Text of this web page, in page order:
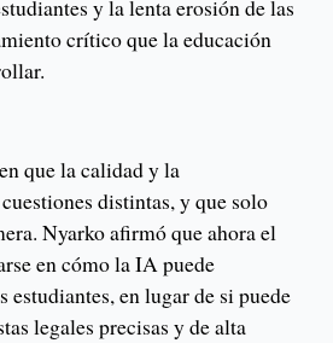
y la lenta erosión de las
crítico que la educación
que la calidad y la
distintas, y que solo
Nyarko afirmó que ahora el
en cómo la IA puede
estudiantes, en lugar de si puede
legales precisas y de alta